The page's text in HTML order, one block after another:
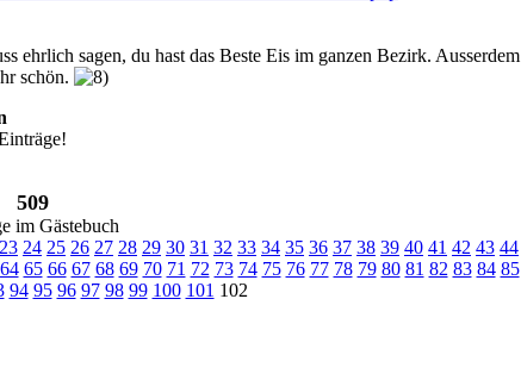
ehrlich sagen, du hast das Beste Eis im ganzen Bezirk. Ausserdem
schön.
509
im Gästebuch
23 24 25 26 27 28 29 30 31 32 33 34 35 36 37 38 39 40 41 42 43 44
64 65 66 67 68 69 70 71 72 73 74 75 76 77 78 79 80 81 82 83 84 85
94 95 96 97 98 99 100 101 102